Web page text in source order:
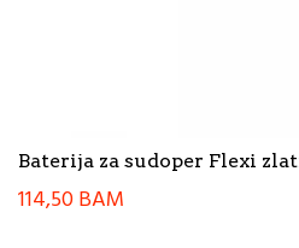
Baterija za sudoper Flexi
114,50BAM